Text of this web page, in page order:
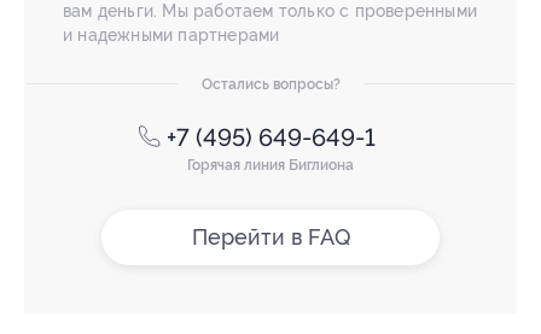
вам деньги. Мы работаем только с проверенными
и надежными партнерами
Остались вопросы?
+7 (495) 649-649-1
Горячая линия Биглиона
Перейти в FAQ